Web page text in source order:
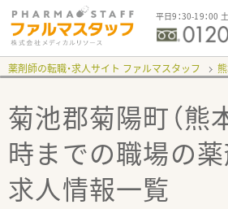
平日9：30-19：00
薬剤師の転職・求人サイト ファルマスタッフ
菊池郡菊陽町（熊
時までの職場の
求人情報一覧